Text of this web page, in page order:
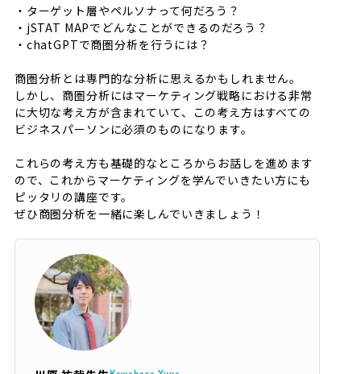
・ターゲット層やペルソナって何だろう？
・jSTAT MAPでどんなことができるのだろう？
・chatGPTで商圏分析を行うには？
商圏分析とは専門的な分析に思えるかもしれません。
しかし、商圏分析にはマーケティング戦略における非常
に大切な考え方が含まれていて、この考え方はすべての
ビジネスパーソンに必須のものになります。
これらの考え方も基礎的なところからお話しを進めます
ので、これからマーケティングを学んでいきたい方にも
ピッタリの講座です。
ぜひ商圏分析を一緒に楽しんでいきましょう！